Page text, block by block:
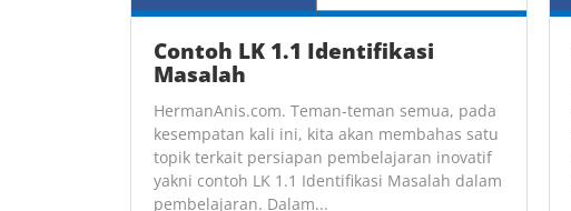
Contoh LK 1.1 Identifikasi
Masalah
HermanAnis.com. Teman-teman semua, pada
kesempatan kali ini, kita akan membahas satu
topik terkait persiapan pembelajaran inovatif
yakni contoh LK 1.1 Identifikasi Masalah dalam
pembelajaran. Dalam...